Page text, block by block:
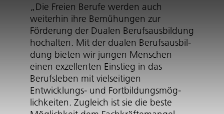
„Die Freien Berufe werden auch
weiterhin ihre Bemühungen zur
Förderung der Dualen Berufs­aus­bil­dung
hochalten. Mit der dualen Berufs­aus­bil­
dung bieten wir jungen Menschen
einen exzellenten Einstieg in das
Berufsleben mit vielseitigen
Entwicklungs- und Fort­bil­dungs­mög­
lich­keiten. Zugleich ist sie die beste